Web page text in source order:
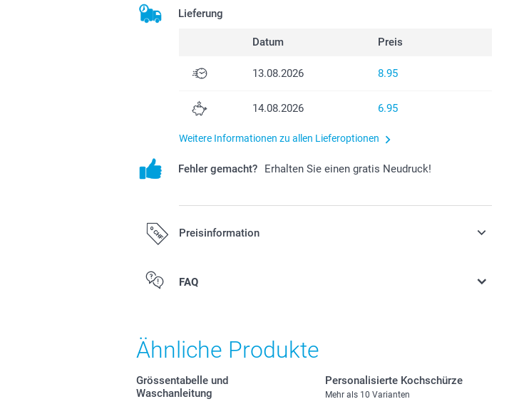
Lieferung
Datum Preis
13.08.2026 8.95
14.08.2026 6.95
Weitere Informationen zu allen Lieferoptionen
Fehler gemacht? Erhalten Sie einen gratis Neudruck!
Preisinformation
Alle Preise verstehen sich in Schweizer Franken (CHF) inkl. MwSt. und
FAQ
Wählen Sie das passende Modell, Grösse, Farbe und die Seite, die
Ähnliche Produkte
Grössentabelle und
Waschanleitung
Personalisierte Kochschürze
Mehr als 10 Varianten